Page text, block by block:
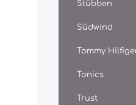
Stübben
Südwind
Tommy
Tonics
Trust